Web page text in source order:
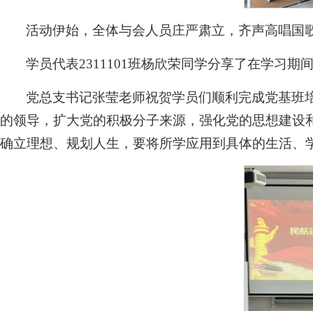
活动伊始，全体与会人员庄严肃立，齐声高唱国
学员代表2311101班杨欣荣同学分享了在学习期
党总支书记张莹老师祝贺学员们顺利完成党基
的领导，扩大党的积极分子来源，强化党的思想建
确立理想、规划人生，要将所学应用到具体的生活